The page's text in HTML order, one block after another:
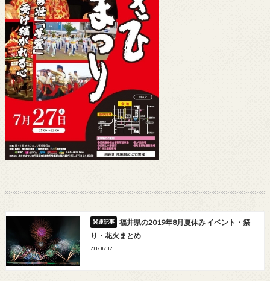
福井県の2019年8月夏休み イベント・祭
り・花火まとめ
2019.07.12